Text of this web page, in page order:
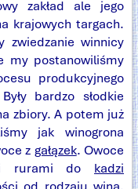
zakład ale jego
krajowych targach.
zwiedzanie winnicy
my postanowiliśmy
produkcyjnego
bardzo słodkie
zbiory. A potem już
jak winogrona
z gałązek. Owoce
rurami do kadzi